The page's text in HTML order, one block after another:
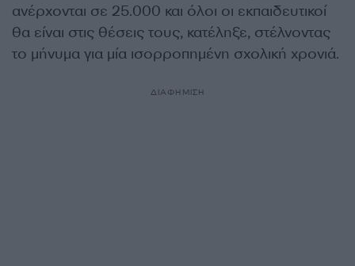
ανέρχονται σε 25.000 και όλοι οι εκπαιδευτικοί
θα είναι στις θέσεις τους, κατέληξε, στέλνοντας
το μήνυμα για μία ισορροπημένη σχολική χρονιά.
ΔΙΑΦΗΜΙΣΗ